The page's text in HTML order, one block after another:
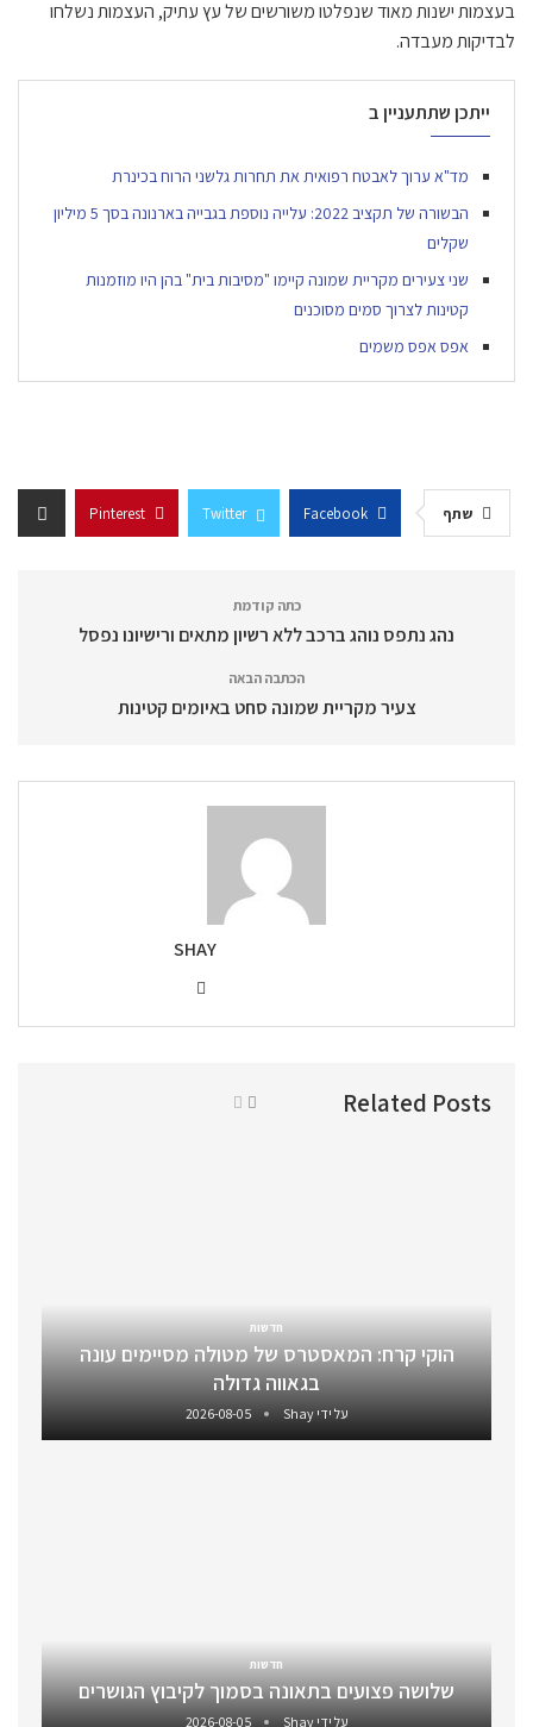
בעצמות ישנות מאוד שנפלטו משורשים של עץ עתיק, העצמות נשלחו
לבדיקות מעבדה.
ייתכן שתתעניין ב
מד"א ערוך לאבטח רפואית את תחרות גלשני הרוח בכינרת
הבשורה של תקציב 2022: עלייה נוספת בגבייה בארנונה בסך 5 מיליון
שקלים
שני צעירים מקריית שמונה קיימו "מסיבות בית" בהן היו מוזמנות
קטינות לצרוך סמים מסוכנים
אפס אפס משמים
שתף Facebook
Twitter
Pinterest
כתה קודמת
נהג נתפס נוהג ברכב ללא רשיון מתאים ורישיונו נפסל
הכתבה הבאה
צעיר מקריית שמונה סחט באיומים קטינות
SHAY
Related Posts
חדשות
הוקי קרח: המאסטרס של מטולה מסיימים עונה
בגאווה גדולה
על ידיShay
2026-08-05
חדשות
שלושה פצועים בתאונה בסמוך לקיבוץ הגושרים
על ידיShay
2026-08-05